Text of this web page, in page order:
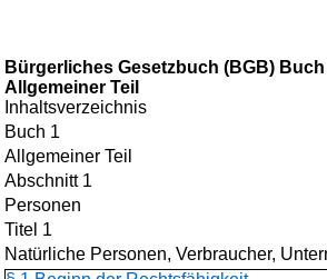
Bürgerliches Gesetzbuch (BGB) Buch
Allgemeiner Teil
Inhaltsverzeichnis
Buch 1
Allgemeiner Teil
Abschnitt 1
Personen
Titel 1
Natürliche Personen, Verbraucher,